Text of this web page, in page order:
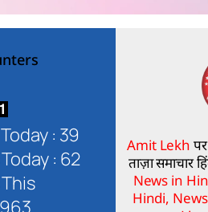
: 39
: 62
Amit Lekh
ताज़ा समाचार
News in
Hindi,